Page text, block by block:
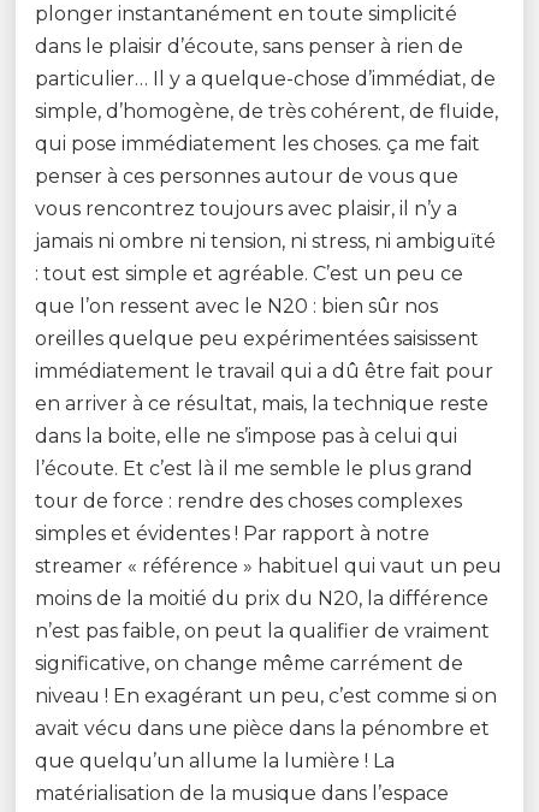
plonger instantanément en toute simplicité
dans le plaisir d’écoute, sans penser à rien de
particulier… Il y a quelque-chose d’immédiat, de
simple, d’homogène, de très cohérent, de fluide,
qui pose immédiatement les choses. ça me fait
penser à ces personnes autour de vous que
vous rencontrez toujours avec plaisir, il n’y a
jamais ni ombre ni tension, ni stress, ni ambiguïté
: tout est simple et agréable. C’est un peu ce
que l’on ressent avec le N20 : bien sûr nos
oreilles quelque peu expérimentées saisissent
immédiatement le travail qui a dû être fait pour
en arriver à ce résultat, mais, la technique reste
dans la boite, elle ne s’impose pas à celui qui
l’écoute. Et c’est là il me semble le plus grand
tour de force : rendre des choses complexes
simples et évidentes ! Par rapport à notre
streamer « référence » habituel qui vaut un peu
moins de la moitié du prix du N20, la différence
n’est pas faible, on peut la qualifier de vraiment
significative, on change même carrément de
niveau ! En exagérant un peu, c’est comme si on
avait vécu dans une pièce dans la pénombre et
que quelqu’un allume la lumière ! La
matérialisation de la musique dans l’espace